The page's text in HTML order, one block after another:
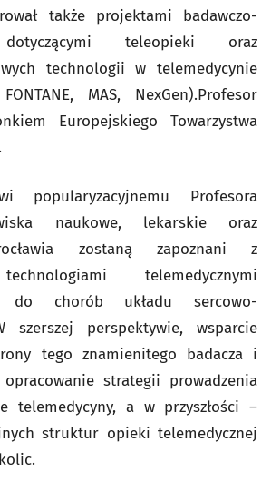
także projektami badawczo-
dotyczącymi teleopieki oraz
technologii w telemedycynie
MAS, NexGen).Profesor
Europejskiego Towarzystwa
popularyzacyjnemu Profesora
naukowe, lekarskie oraz
zostaną zapoznani z
telemedycznymi
do chorób układu sercowo-
szerszej perspektywie, wsparcie
tego znamienitego badacza i
strategii prowadzenia
telemedycyny, a w przyszłości –
struktur opieki telemedycznej